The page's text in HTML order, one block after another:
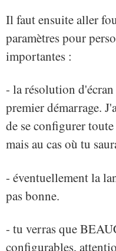
Il faut ensuite aller
paramètres pour
importantes :
- la résolution
premier démarrage.
de se configurer
mais au cas où tu
- éventuellement la
pas bonne.
- tu verras que
configurables,